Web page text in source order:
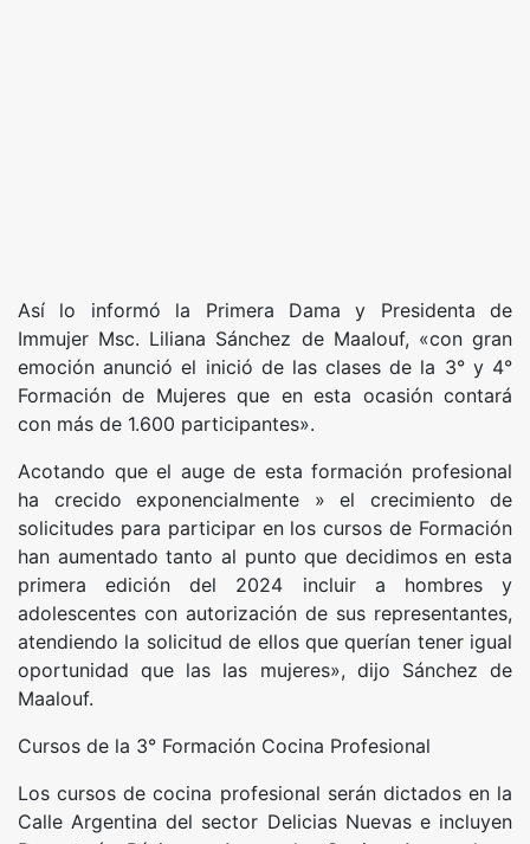
Así lo informó la Primera Dama y Presidenta de
Immujer Msc. Liliana Sánchez de Maalouf, «con gran
emoción anunció el inició de las clases de la 3° y 4°
Formación de Mujeres que en esta ocasión contará
con más de 1.600 participantes».
Acotando que el auge de esta formación profesional
ha crecido exponencialmente » el crecimiento de
solicitudes para participar en los cursos de Formación
han aumentado tanto al punto que decidimos en esta
primera edición del 2024 incluir a hombres y
adolescentes con autorización de sus representantes,
atendiendo la solicitud de ellos que querían tener igual
oportunidad que las las mujeres», dijo Sánchez de
Maalouf.
Cursos de la 3° Formación Cocina Profesional
Los cursos de cocina profesional serán dictados en la
Calle Argentina del sector Delicias Nuevas e incluyen